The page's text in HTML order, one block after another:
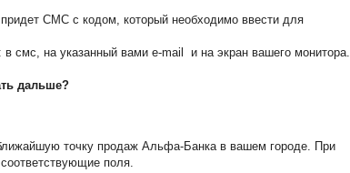
СМС с кодом, который необходимо ввести для
смс, на указанный вами e-mail и на экран вашего монитора.
дальше?
точку продаж Альфа-Банка в вашем городе. При
поля.